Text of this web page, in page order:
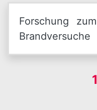
Forschung
Brandversuche